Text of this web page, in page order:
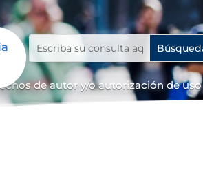
de autor y/o autorización de uso